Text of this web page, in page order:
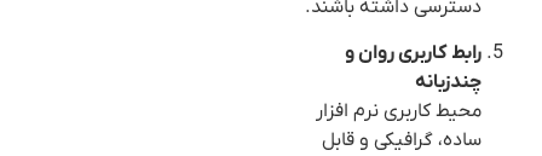
دسترسی داشته باشند.
رابط کاربری روان و
چندزبانه
محیط کاربری نرم افزار
ساده، گرافیکی و قابل